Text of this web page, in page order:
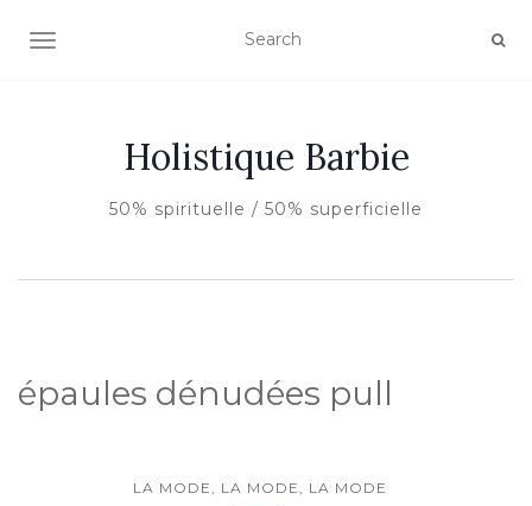
AFFICHER/MASQUER LA NAVIGATION
Holistique Barbie
50% spirituelle / 50% superficielle
épaules dénudées pull
LA MODE, LA MODE, LA MODE